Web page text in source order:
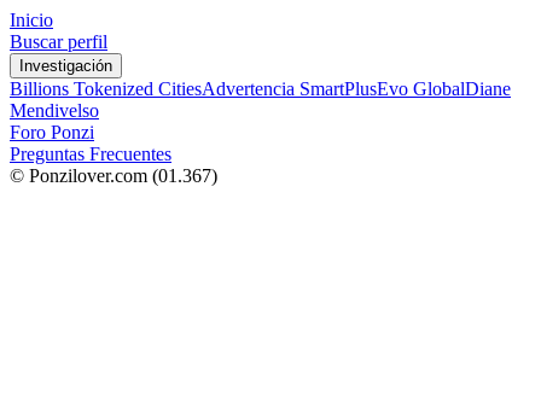
Inicio
Buscar perfil
Investigación
Billions Tokenized CitiesAdvertencia SmartPlusEvo GlobalDiane
Mendivelso
Foro Ponzi
Preguntas Frecuentes
© Ponzilover.com (01.367)